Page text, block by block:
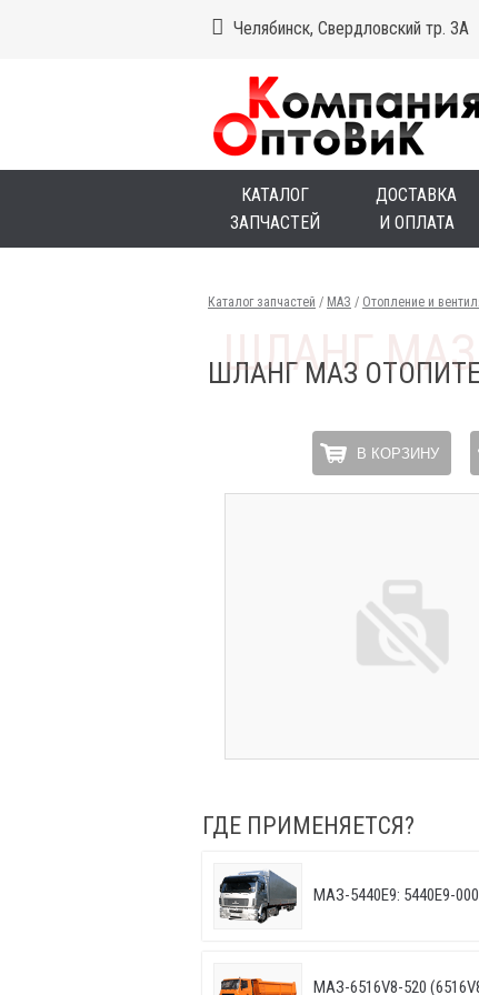
Челябинск, Свердловский тр. 3А
КАТАЛОГ
ЗАПЧАСТЕЙ
ДОСТАВКА
И ОПЛАТА
Каталог запчастей / МАЗ / Отопление и
ШЛАНГ МАЗ
В КОРЗИНУ
ГДЕ ПРИМЕНЯЕТСЯ?
МАЗ-5440E9: 5440E9-
МАЗ-6516V8-520